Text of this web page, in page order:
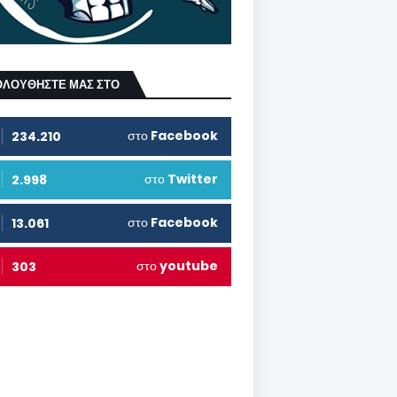
ΜΑΣ ΣΤΟ
234.210 στο Facebook
2.998 στο Twitter
13.061 στο Facebook
303 στοyoutube